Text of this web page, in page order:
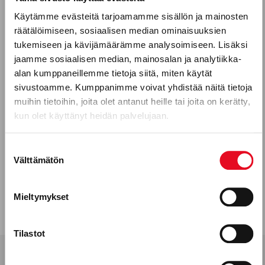
Käytämme evästeitä tarjoamamme sisällön ja mainosten
räätälöimiseen, sosiaalisen median ominaisuuksien
tukemiseen ja kävijämäärämme analysoimiseen. Lisäksi
jaamme sosiaalisen median, mainosalan ja analytiikka-
alan kumppaneillemme tietoja siitä, miten käytät
sivustoamme. Kumppanimme voivat yhdistää näitä tietoja
muihin tietoihin, joita olet antanut heille tai joita on kerätty,
kun olet käyttänyt heidän palvelujaan.
valinta
Välttämätön
Mieltymykset
Tilastot
Puhelinnumero
Mitkä seuraavista aihealueista
kiinnostavat sinua?
Reseptit
Porokylän leipomo Oy, leipomoala